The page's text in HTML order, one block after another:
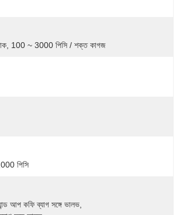
100 ~ 3000 পিসি / শক্ত কাগজ
পিসি
আপ কফি ব্যাগ সঙ্গে ভালভ